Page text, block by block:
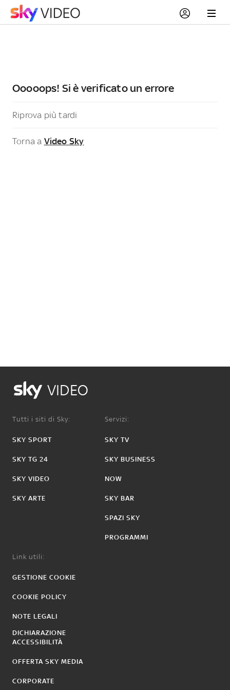
Ooooops! Si è verificato un errore
Riprova più tardi
Torna a Video Sky
VIDEO
Tutti i siti di Sky:
SKY SPORT
SKY TG 24
SKY VIDEO
SKY ARTE
Servizi:
SKY TV
SKY BUSINESS
NOW
SKY BAR
SPAZI SKY
PROGRAMMI
Link utili:
GESTIONE COOKIE
COOKIE POLICY
NOTE LEGALI
DICHIARAZIONE
ACCESSIBILITÀ
OFFERTA SKY MEDIA
CORPORATE